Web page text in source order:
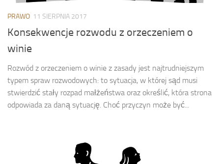
PRAWO 11 SIERPNIA 2017
Konsekwencje rozwodu z orzeczeniem o
winie
Rozwód z orzeczeniem o winie z zasady jest najtrudniejszym
typem spraw rozwodowych: to sytuacja, w której sąd musi
stwierdzić stały rozpad małżeństwa oraz określić, która strona
odpowiada za daną sytuację. Choć przyczyn może być...